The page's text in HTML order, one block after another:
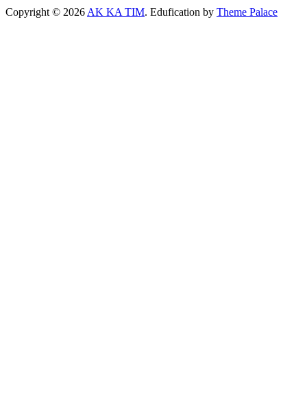
Copyright © 2026 AK KA TIM. Edufication by Theme Palace